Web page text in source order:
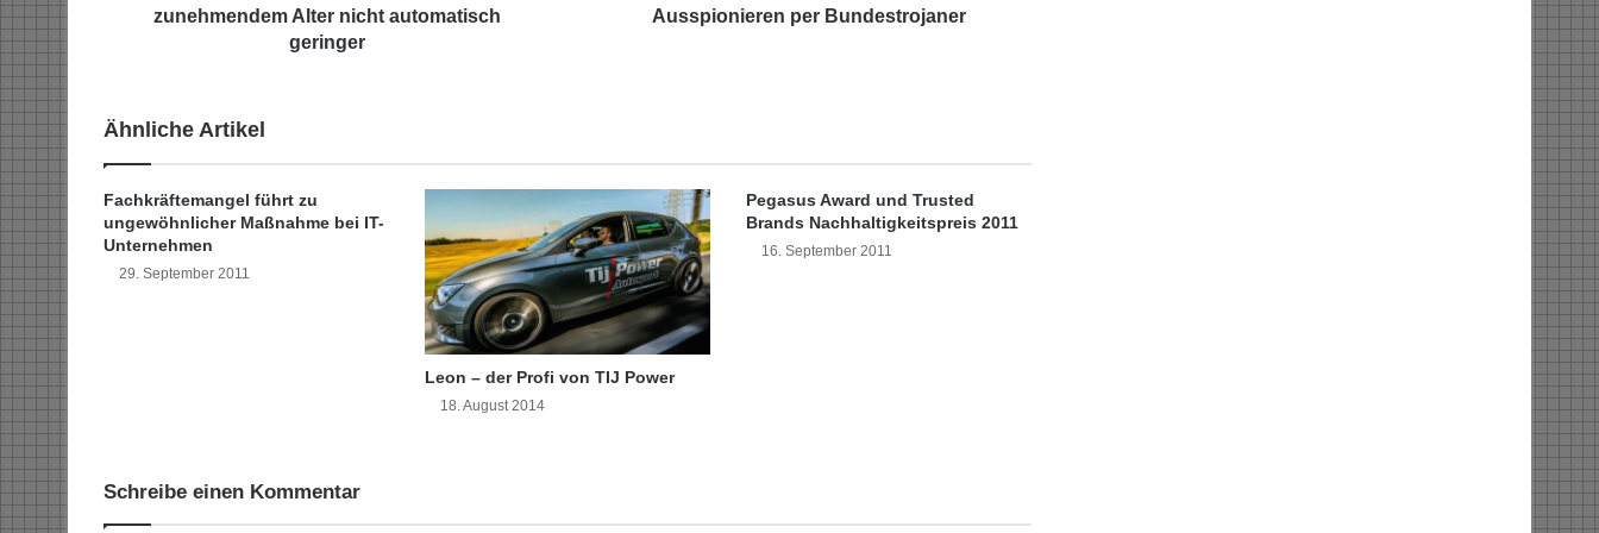
k
o
r
w
zunehmendem Alter nicht automatisch
geringer
t
e
l
l
e
h
f
Ausspionieren per Bundestrojaner
Ähnliche Artikel
Fachkräftemangel führt zu
ungewöhnlicher Maßnahme bei IT-
Unternehmen
29. September 2011
Leon – der Profi von TIJ Power
18. August 2014
Pegasus Award und Trusted
Brands Nachhaltigkeitspreis 2011
16. September 2011
Schreibe einen Kommentar